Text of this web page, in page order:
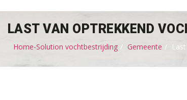
LAST VAN OPTREKKEND
Home-Solution vochtbestrijding Gemeente